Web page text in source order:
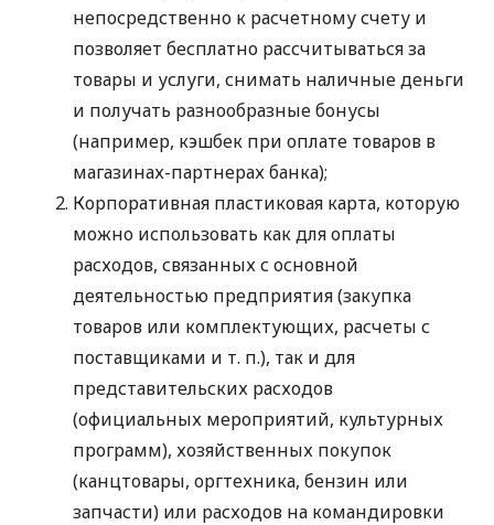
непосредственно к расчетному счету и
позволяет бесплатно рассчитываться за
товары и услуги, снимать наличные деньги
и получать разнообразные бонусы
(например, кэшбек при оплате товаров в
магазинах-партнерах банка);
Корпоративная пластиковая карта, которую
можно использовать как для оплаты
расходов, связанных с основной
деятельностью предприятия (закупка
товаров или комплектующих, расчеты с
поставщиками и т. п.), так и для
представительских расходов
(официальных мероприятий, культурных
программ), хозяйственных покупок
(канцтовары, оргтехника, бензин или
запчасти) или расходов на командировки